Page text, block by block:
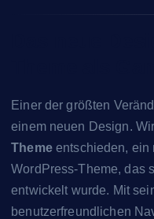
Einer der größten
einem neuen Design.
Themeentschieden, ein
WordPress-Theme, das
entwickelt wurde. Mit
benutzerfreundlichen